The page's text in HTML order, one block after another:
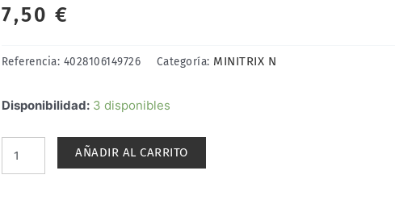
7,50 €
Referencia: 4028106149726 Categoría: MINITRIX N
Disponibilidad: 3 disponibles
VÍA
CONEXIÓN
AÑADIR AL CARRITO